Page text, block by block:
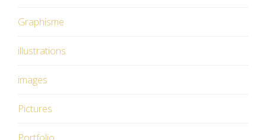
Graphisme
illustrations
images
Pictures